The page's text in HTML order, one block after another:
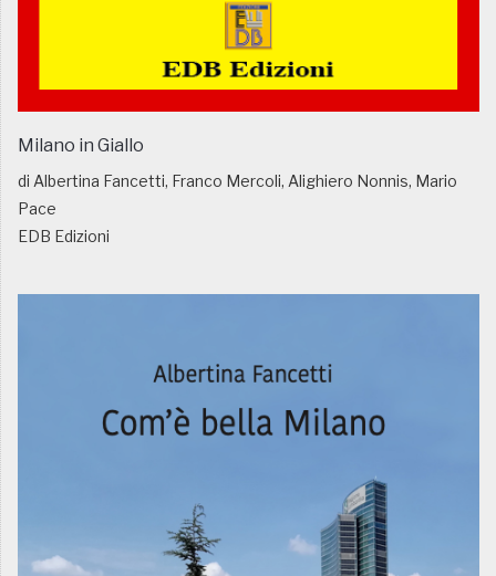
Milano in Giallo
di Albertina Fancetti, Franco Mercoli, Alighiero Nonnis, Mario
Pace
EDB Edizioni